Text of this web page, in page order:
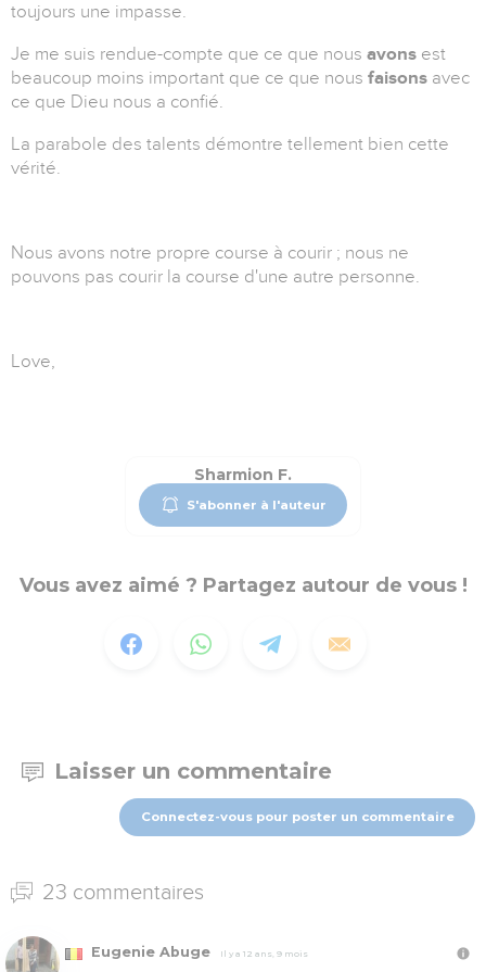
toujours une impasse.
Je me suis rendue-compte que ce que nous avons est
beaucoup moins important que ce que nous faisons avec
ce que Dieu nous a confié.
La parabole des talents démontre tellement bien cette
vérité.
Nous avons notre propre course à courir ; nous ne
pouvons pas courir la course d'une autre personne.
Love,
Sharmion F.
S'abonner à l'auteur
Vous avez aimé ? Partagez autour de vous !
Laisser un commentaire
Connectez-vous pour poster un commentaire
23 commentaires
Eugenie Abuge Il y a 12 ans, 9 mois